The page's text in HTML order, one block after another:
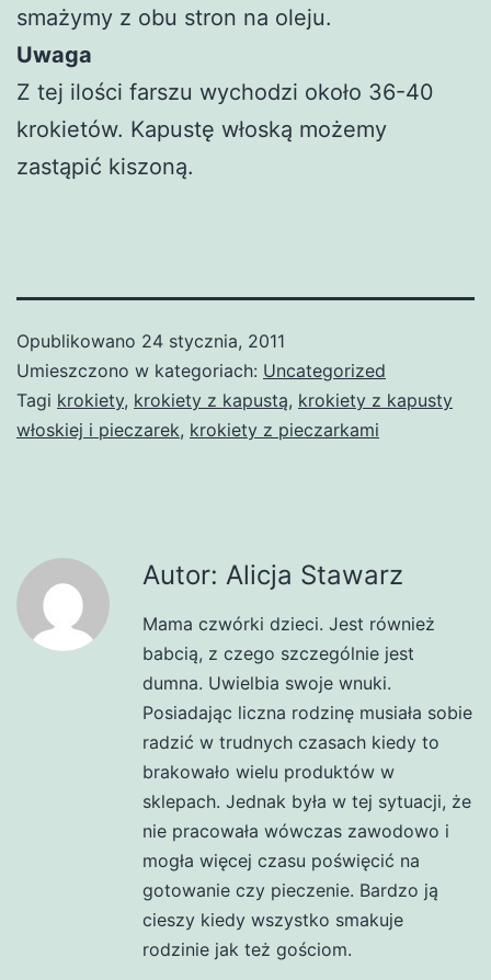
smażymy z obu stron na oleju.
Uwaga
Z tej ilości farszu wychodzi około 36-40
krokietów. Kapustę włoską możemy
zastąpić kiszoną.
Opublikowano 24 stycznia, 2011
Umieszczono w kategoriach: Uncategorized
Tagi krokiety, krokiety z kapustą, krokiety z kapusty
włoskiej i pieczarek, krokiety z pieczarkami
Autor: Alicja Stawarz
Mama czwórki dzieci. Jest również
babcią, z czego szczególnie jest
dumna. Uwielbia swoje wnuki.
Posiadając liczna rodzinę musiała sobie
radzić w trudnych czasach kiedy to
brakowało wielu produktów w
sklepach. Jednak była w tej sytuacji, że
nie pracowała wówczas zawodowo i
mogła więcej czasu poświęcić na
gotowanie czy pieczenie. Bardzo ją
cieszy kiedy wszystko smakuje
rodzinie jak też gościom.